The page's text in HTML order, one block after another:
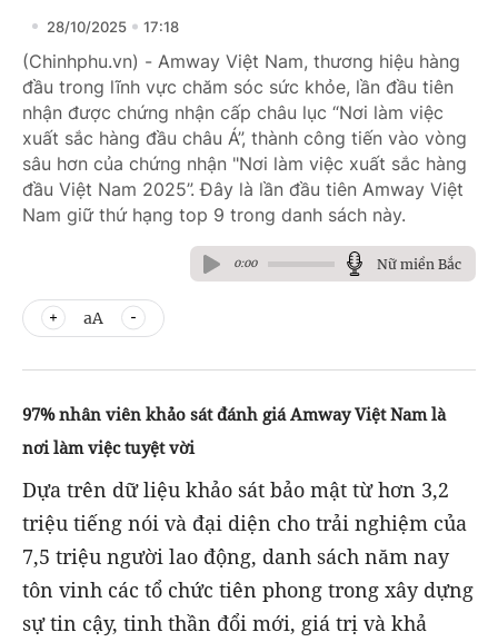
28/10/2025 17:18
(Chinhphu.vn) - Amway Việt Nam, thương hiệu hàng
đầu trong lĩnh vực chăm sóc sức khỏe, lần đầu tiên
nhận được chứng nhận cấp châu lục “Nơi làm việc
xuất sắc hàng đầu châu Á”, thành công tiến vào vòng
sâu hơn của chứng nhận "Nơi làm việc xuất sắc hàng
đầu Việt Nam 2025”. Đây là lần đầu tiên Amway Việt
Nam giữ thứ hạng top 9 trong danh sách này.
0:00 Nữ miền Bắc
aA
97% nhân viên khảo sát đánh giá Amway Việt Nam là
nơi làm việc tuyệt vời
Dựa trên dữ liệu khảo sát bảo mật từ hơn 3,2
triệu tiếng nói và đại diện cho trải nghiệm của
7,5 triệu người lao động, danh sách năm nay
tôn vinh các tổ chức tiên phong trong xây dựng
sự tin cậy, tinh thần đổi mới, giá trị và khả